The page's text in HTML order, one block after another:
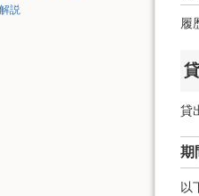
説
履
貸
期
以